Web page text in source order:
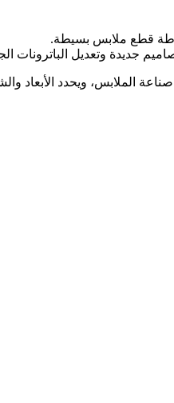
قطع ملابس بسيطة.
جديدة وتعديل الباترونات
الملابس، ويحدد الأبعاد